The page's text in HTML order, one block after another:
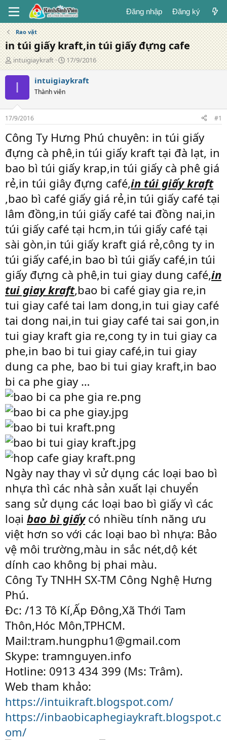
Đăng nhập Đăng ký
Rao vặt
in túi giấy kraft,in túi giấy đựng cafe
T
á
c
ả
intuigiaykraft
N
g
à
y
g
17/9/2016
I intuigiaykraft
Thành viên
17/9/2016 #1
Công Ty Hưng Phú chuyên: in túi giấy
đựng cà phê,in túi giấy kraft tại đà lạt, in
bao bì túi giấy krap,in túi giấy cà phê giá
rẻ,in túi giây đựng café,in túi giấy kraft
,bao bì café giấy giá rẻ,in túi giấy café tại
lâm đồng,in túi giấy café tai đồng nai,in
túi giấy café tại hcm,in túi giấy café tại
sài gòn,in túi giấy kraft giá rẻ,công ty in
túi giấy café,in bao bì túi giấy café,in túi
giấy đựng cà phê,in tui giay dung café,in
tui giay kraft,bao bi café giay gia re,in
tui giay café tai lam dong,in tui giay café
tai dong nai,in tui giay café tai sai gon,in
tui giay kraft gia re,cong ty in tui giay ca
phe,in bao bi tui giay café,in tui giay
dung ca phe, bao bi tui giay kraft,in bao
bi ca phe giay …
Ngày nay thay vì sử dụng các loại bao bì
nhựa thì các nhà sản xuất lại chuyển
sang sử dụng các loại bao bì giấy vì các
loại bao bì giấycó nhiều tính năng ưu
việt hơn so với các loại bao bì nhựa: Bảo
vệ môi trường,màu in sắc nét,dộ két
dính cao không bị phai màu.
Công Ty TNHH SX-TM Công Nghệ Hưng
Phú.
Đc: /13 Tô Kí,Ấp Đông,Xã Thới Tam
Thôn,Hóc Môn,TPHCM.
Mail:tram.hungphu1@gmail.com
Skype: tramnguyen.info
Hotline: 0913 434 399 (Ms: Trâm).
Web tham khảo:
https://intuikraft.blogspot.com/
https://inbaobicaphegiaykraft.blogspot.c
om/